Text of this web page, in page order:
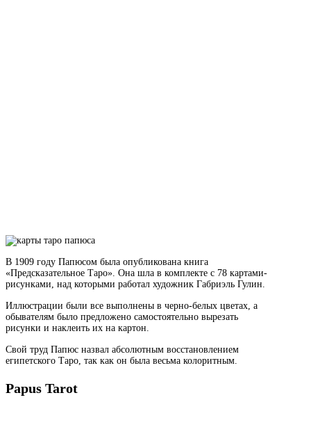
В 1909 году Папюсом была опубликована книга
«Предсказательное Таро». Она шла в комплекте с 78 картами-
рисунками, над которыми работал художник Габриэль Гулин.
Иллюстрации были все выполнены в черно-белых цветах, а
обывателям было предложено самостоятельно вырезать
рисунки и наклеить их на картон.
Свой труд Папюс назвал абсолютным восстановлением
египетского Таро, так как он была весьма колоритным.
Papus Tarot